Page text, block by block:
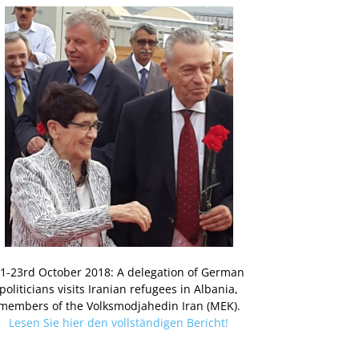
23rd October 2018: A delegation of German
politicians visits Iranian refugees in Albania,
of the Volksmodjahedin Iran (MEK).
Lesen Sie hier den vollständigen Bericht!